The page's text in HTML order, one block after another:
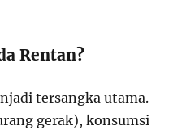
Rentan?
tersangka utama.
gerak), konsumsi